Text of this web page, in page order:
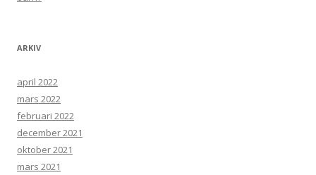
ARKIV
april 2022
mars 2022
februari 2022
december 2021
oktober 2021
mars 2021